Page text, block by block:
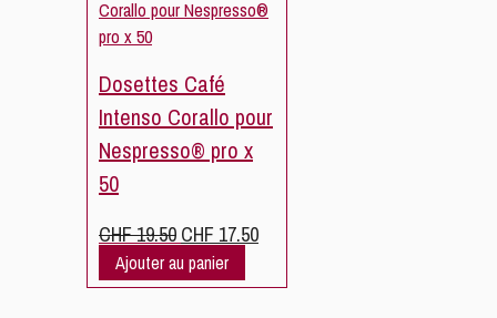
Dosettes Café
Intenso Corallo pour
Nespresso® pro x
50
CHF19.50 Le
prix
initial
CHF 17.50Le
actuel
Ajouter au panier